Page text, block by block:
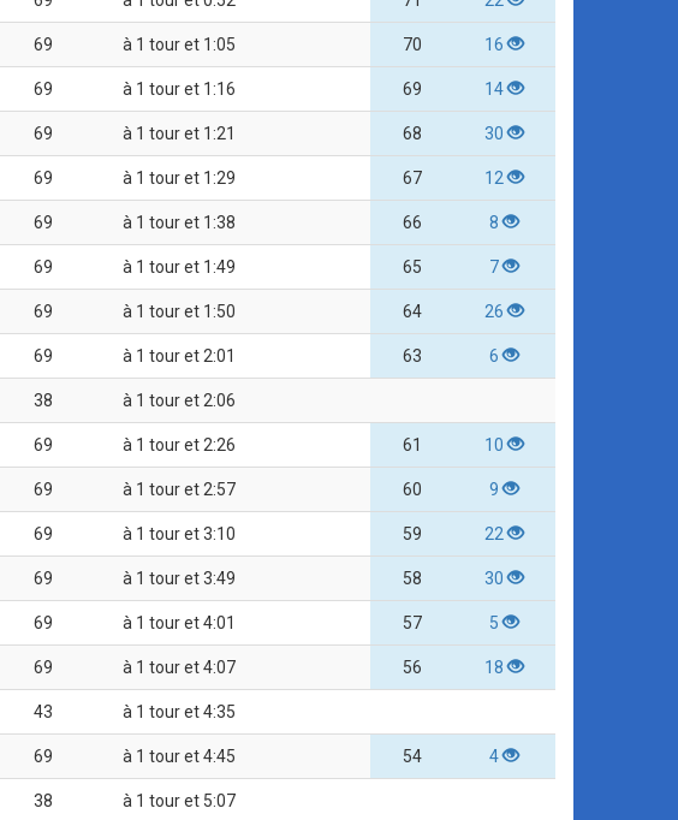
69 à 1 tour et 1:05 70 16
69 à 1 tour et 1:16 69 14
69 à 1 tour et 1:21 68 30
69 à 1 tour et 1:29 67 12
69 à 1 tour et 1:38 66 8
69 à 1 tour et 1:49 65 7
69 à 1 tour et 1:50 64 26
69 à 1 tour et 2:01 63 6
38 à 1 tour et 2:06
69 à 1 tour et 2:26 61 10
69 à 1 tour et 2:57 60 9
69 à 1 tour et 3:10 59 22
69 à 1 tour et 3:49 58 30
69 à 1 tour et 4:01 57 5
69 à 1 tour et 4:07 56 18
43 à 1 tour et 4:35
69 à 1 tour et 4:45 54 4
38 à 1 tour et 5:07